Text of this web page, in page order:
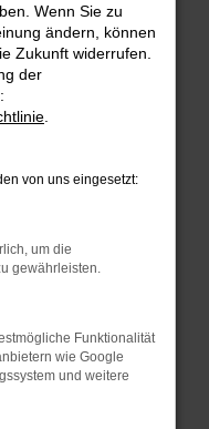
können:
Beispiel deine
anderen Browser
und dein
Stand sind.
Wenn Sie zu
ändern, können
Zukunft widerrufen.
der
von uns eingesetzt:
um die
gewährleisten.
Funktionalität
wie Google
und weitere